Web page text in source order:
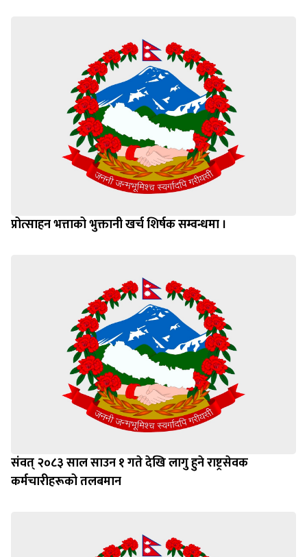
प्रोत्साहन भत्ताको भुक्तानी खर्च शिर्षक सम्वन्धमा ।
संवत् २०८३ साल साउन १ गते देखि लागु हुने राष्ट्रसेवक
कर्मचारीहरूको तलबमान